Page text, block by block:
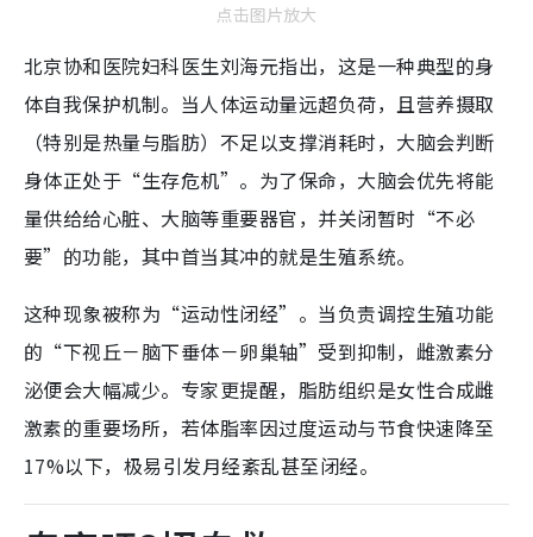
点击图片放大
北京协和医院妇科医生刘海元指出，这是一种典型的身
体自我保护机制。当人体运动量远超负荷，且营养摄取
（特别是热量与脂肪）不足以支撑消耗时，大脑会判断
身体正处于“生存危机”。为了保命，大脑会优先将能
量供给给心脏、大脑等重要器官，并关闭暂时“不必
要”的功能，其中首当其冲的就是生殖系统。
这种现象被称为“运动性闭经”。当负责调控生殖功能
的“下视丘－脑下垂体－卵巢轴”受到抑制，雌激素分
泌便会大幅减少。专家更提醒，脂肪组织是女性合成雌
激素的重要场所，若体脂率因过度运动与节食快速降至
17%以下，极易引发月经紊乱甚至闭经。